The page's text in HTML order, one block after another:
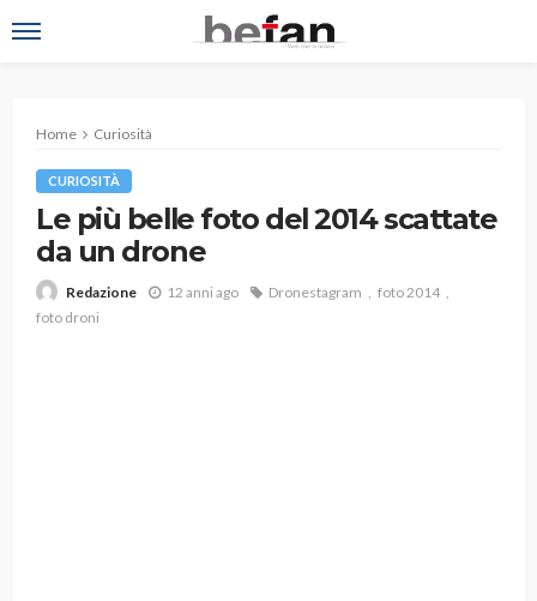
Home Curiosità
CURIOSITÀ
Le più belle foto del 2014 scattate
da un drone
Redazione 12 anni ago Dronestagram
foto 2014
foto droni